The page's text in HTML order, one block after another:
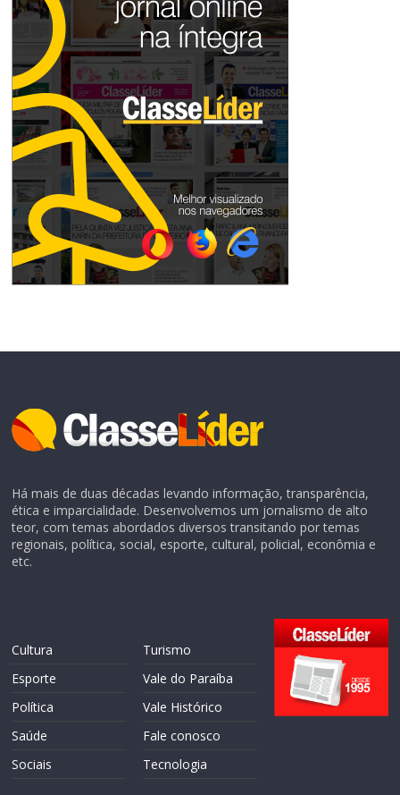
Há mais de duas décadas levando informação, transparência,
ética e imparcialidade. Desenvolvemos um jornalismo de alto
teor, com temas abordados diversos transitando por temas
regionais, política, social, esporte, cultural, policial, econômia e
etc.
Cultura
Esporte
Política
Saúde
Sociais
Turismo
Vale do Paraíba
Vale Histórico
Fale conosco
Tecnologia